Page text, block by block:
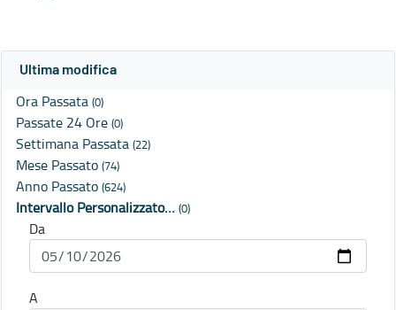
Ultima modifica
Ora Passata (0)
Passate 24 Ore (0)
Settimana Passata (22)
Mese Passato (74)
Anno Passato (624)
Intervallo Personalizzato… (0)
Da
A